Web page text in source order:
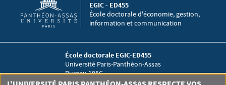
École doctorale d'économie, gestion,
information et communication
EGIC - ED455
École doctorale EGIC-ED455
Université Paris-Panthéon-Assas
Bureau 105C
12 place du Panthéon